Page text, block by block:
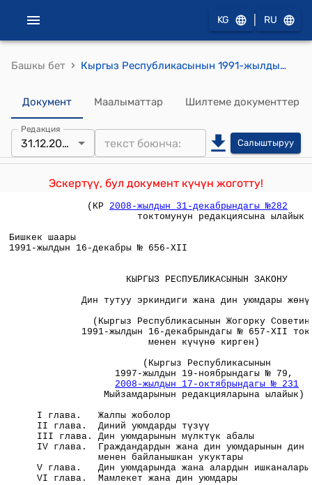
KG RU
Башкы бет › Кыргыз Республикасынын 1991-жылдын 16-декабрындагы № 656 "Дин тутуу эркиндиги жана дин уюмдары жөнүндө" мыйзамы
Документ Маалыматтар Шилтеме документтер
Редакция
31.12.2008 Салыштыруу
Эскертүү, бул документ күчүн жоготту!